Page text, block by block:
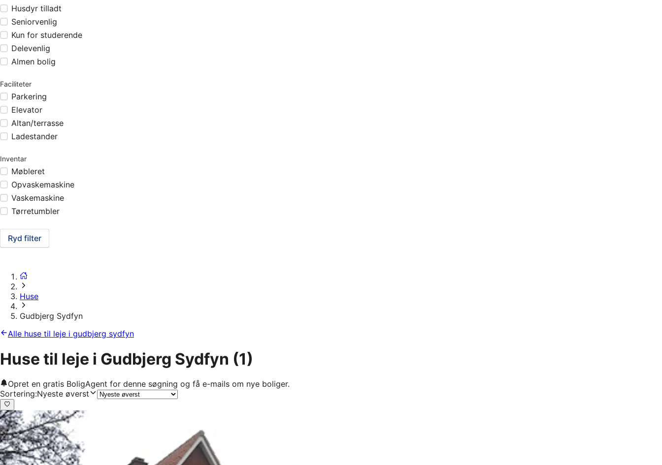
Husdyr tilladt
Seniorvenlig
Kun for studerende
Delevenlig
Almen bolig
Faciliteter
Parkering
Elevator
Altan/terrasse
Ladestander
Inventar
Møbleret
Opvaskemaskine
Vaskemaskine
Tørretumbler
Ryd filter
Huse
Gudbjerg Sydfyn
Alle huse til leje i gudbjerg sydfyn
Huse til leje i Gudbjerg Sydfyn (1)
Opret en gratis BoligAgent for denne søgning og få e-mails om nye boliger.
Sortering:Nyeste øverst